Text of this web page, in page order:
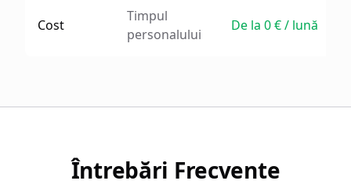
Cost
Timpul
personalului
De la 0 € / lună
Întrebări Frecvente